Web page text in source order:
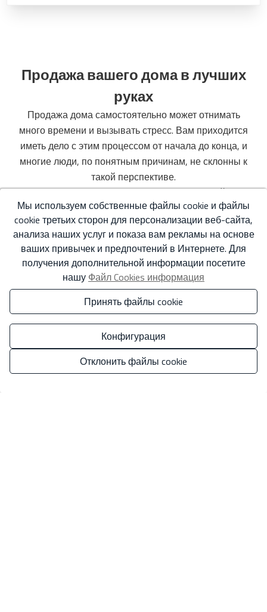
Продажа вашего дома в лучших
руках
Продажа дома самостоятельно может отнимать
много времени и вызывать стресс. Вам приходится
иметь дело с этим процессом от начала до конца, и
многие люди, по понятным причинам, не склонны к
такой перспективе.
Мы используем технологии, включая онлайн-
маркетинг, социальные сети, автоматизированные
средства коммуникации по электронной почте
(например, электронные напоминания) и
профессиональную фотографию, наряду с нашим
опытом работы на местном рынке, чтобы ваш дом
доходил до аудитории, имеющей наилучшие шансы
заключить с нами сделку как можно быстрее и на
самых выгодных условиях.
Продавайте свой дом с наилучшими гарантиями из
рук отличной команды профессионалов в области
недвижимости, специализирующихся на получении
Мы используем собственные файлы cookie и файлы
cookie третьих сторон для персонализации веб-сайта,
анализа наших услуг и показа вам рекламы на основе
ваших привычек и предпочтений в Интернете. Для
получения дополнительной информации посетите
нашу Файл Cookies информация
Принять файлы cookie
Конфигурация
Отклонить файлы cookie